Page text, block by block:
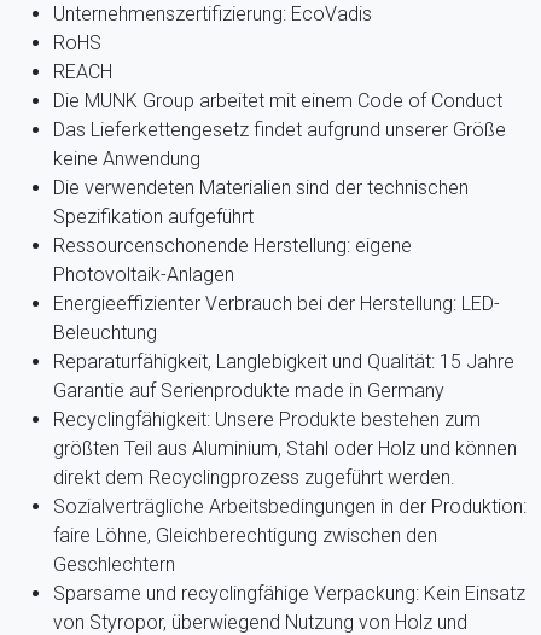
Unternehmenszertifizierung: EcoVadis
RoHS
REACH
Die MUNK Group arbeitet mit einem Code of Conduct
Das Lieferkettengesetz findet aufgrund unserer Größe
keine Anwendung
Die verwendeten Materialien sind der technischen
Spezifikation aufgeführt
Ressourcenschonende Herstellung: eigene
Photovoltaik-Anlagen
Energieeffizienter Verbrauch bei der Herstellung: LED-
Beleuchtung
Reparaturfähigkeit, Langlebigkeit und Qualität: 15 Jahre
Garantie auf Serienprodukte made in Germany
Recyclingfähigkeit: Unsere Produkte bestehen zum
größten Teil aus Aluminium, Stahl oder Holz und können
direkt dem Recyclingprozess zugeführt werden.
Sozialverträgliche Arbeitsbedingungen in der Produktion:
faire Löhne, Gleichberechtigung zwischen den
Geschlechtern
Sparsame und recyclingfähige Verpackung: Kein Einsatz
von Styropor, überwiegend Nutzung von Holz und